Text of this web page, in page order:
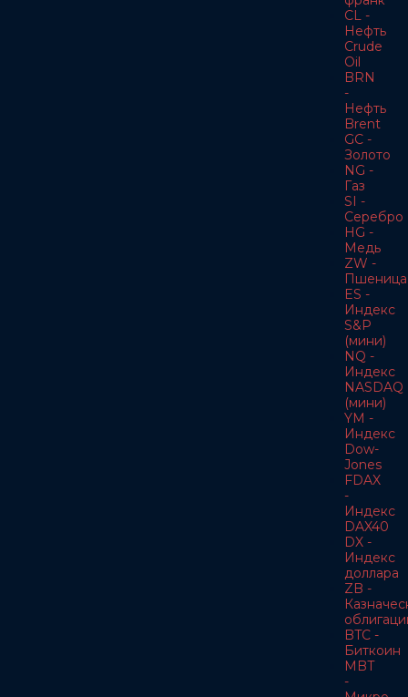
CL -
Нефть
Crude
Oil
BRN
-
Нефть
Brent
GC -
Золото
NG -
Газ
SI -
Серебро
HG -
Медь
ZW -
Пшеница
ES -
Индекс
S&P
(мини)
NQ -
Индекс
NASDAQ
(мини)
YM -
Индекс
Dow-
Jones
FDAX
-
Индекс
DAX40
DX -
Индекс
доллара
ZB -
BTC -
Биткоин
MBT
-